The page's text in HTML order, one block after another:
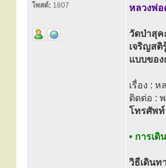
โพสต์: 1807 หลวงพ่อ
วัดป่าสุค
เจริญสติ
แบบของ
เรื่อง :
ติดต่อ :
โทรศัพ
• การเดิ
วิธีเดินท